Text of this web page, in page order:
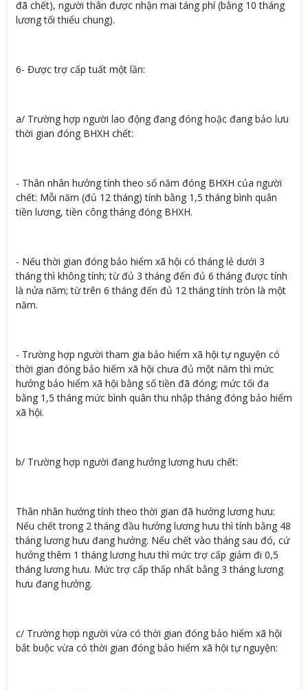
đã chết), người thân được nhận mai táng phí (bằng 10 tháng
lương tối thiểu chung).
6- Được trợ cấp tuất một lần:
a/ Trường hợp người lao động đang đóng hoặc đang bảo lưu
thời gian đóng BHXH chết:
- Thân nhân hưởng tính theo số năm đóng BHXH của người
chết: Mỗi năm (đủ 12 tháng) tính bằng 1,5 tháng bình quân
tiền lương, tiền công tháng đóng BHXH.
- Nếu thời gian đóng bảo hiểm xã hội có tháng lẻ dưới 3
tháng thì không tính; từ đủ 3 tháng đến đủ 6 tháng được tính
là nửa năm; từ trên 6 tháng đến đủ 12 tháng tính tròn là một
năm.
- Trường hợp người tham gia bảo hiểm xã hội tự nguyện có
thời gian đóng bảo hiểm xã hội chưa đủ một năm thì mức
hưởng bảo hiểm xã hội bằng số tiền đã đóng; mức tối đa
bằng 1,5 tháng mức bình quân thu nhập tháng đóng bảo hiểm
xã hội.
b/ Trường hợp người đang hưởng lương hưu chết:
Thân nhân hưởng tính theo thời gian đã hưởng lương hưu:
Nếu chết trong 2 tháng đầu hưởng lương hưu thì tính bằng 48
tháng lương hưu đang hưởng. Nếu chết vào tháng sau đó, cứ
hưởng thêm 1 tháng lương hưu thì mức trợ cấp giảm đi 0,5
tháng lương hưu. Mức trợ cấp thấp nhất bằng 3 tháng lương
hưu đang hưởng.
c/ Trường hợp người vừa có thời gian đóng bảo hiểm xã hội
bắt buộc vừa có thời gian đóng bảo hiểm xã hội tự nguyện: